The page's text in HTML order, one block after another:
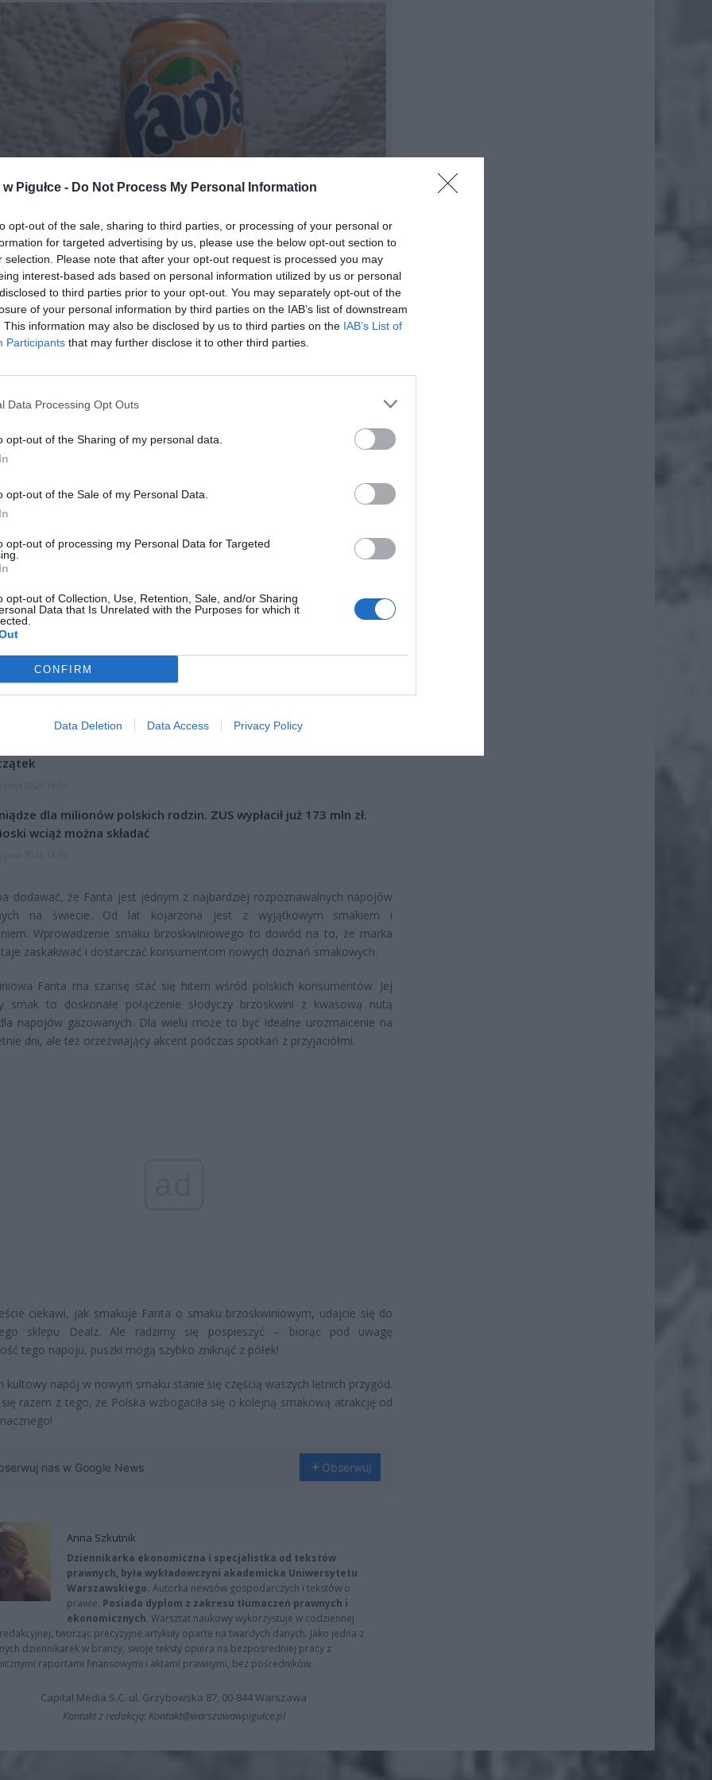
Pigułce - Do Not Process My Personal Information
opt-out of the sale, sharing to third parties, or processing of your personal or
for targeted advertising by us, please use the below opt-out section to
selection. Please note that after your opt-out request is processed you may
interest-based ads based on personal information utilized by us or personal
to third parties prior to your opt-out. You may separately opt-out of the
of your personal information by third parties on the IAB’s list of downstream
This information may also be disclosed by us to third parties on the IAB’s List of
Participants that may further disclose it to other third parties.
Data Processing Opt Outs
opt-out of the Sharing of my personal data.
opt-out of the Sale of my Personal Data.
opt-out of processing my Personal Data for Targeted
opt-out of Collection, Use, Retention, Sale, and/or Sharing
Data that Is Unrelated with the Purposes for which it
CONFIRM
Data Deletion Data Access Privacy Policy
Fot. Warszawa w Pigułce
wiadomości. Cena jednej puszki to zaledwie 5 złotych, co czyni ją atrakcyjną
RÓWNIEŻ:
dla milionów polskich rodzin. ZUS wypłacił już 173 mln zł.
wciąż można składać
dodawać, że Fanta jest jednym z najbardziej rozpoznawalnych napojów
na świecie. Od lat kojarzona jest z wyjątkowym smakiem i
Wprowadzenie smaku brzoskwiniowego to dowód na to, że marka
zaskakiwać i dostarczać konsumentom nowych doznań smakowych.
Fanta ma szansę stać się hitem wśród polskich konsumentów. Jej
smak to doskonałe połączenie słodyczy brzoskwini z kwasową nutą
napojów gazowanych. Dla wielu może to być idealne urozmaicenie na
dni, ale też orzeźwiający akcent podczas spotkań z przyjaciółmi.
ciekawi, jak smakuje Fanta o smaku brzoskwiniowym, udajcie się do
sklepu Dealz. Ale radzimy się pospieszyć – biorąc pod uwagę
tego napoju, puszki mogą szybko zniknąć z półek!
kultowy napój w nowym smaku stanie się częścią waszych letnich przygód.
się razem z tego, że Polska wzbogaciła się o kolejną smakową atrakcję od
nas w Google News Obserwuj
Anna Szkutnik
Dziennikarka ekonomiczna i specjalistka od tekstów
prawnych, była wykładowczyni akademicka Uniwersytetu
Warszawskiego. Autorka newsów gospodarczych i tekstów o
prawie. Posiada dyplom z zakresu tłumaczeń prawnych i
ekonomicznych. Warsztat naukowy wykorzystuje w codziennej
tworząc precyzyjne artykuły oparte na twardych danych. Jako jedna z
dziennikarek w branży, swoje teksty opiera na bezpośredniej pracy z
raportami finansowymi i aktami prawnymi, bez pośredników.
Capital Media S.C. ul. Grzybowska 87, 00-844 Warszawa
Kontakt z redakcją: Kontakt@warszawawpigulce.pl